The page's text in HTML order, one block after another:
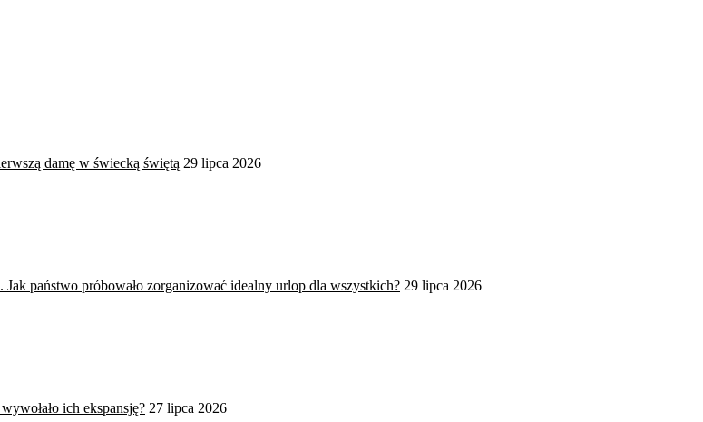
damę w świecką świętą 29 lipca 2026
państwo próbowało zorganizować idealny urlop dla wszystkich? 29 lipca 2026
ich ekspansję? 27 lipca 2026